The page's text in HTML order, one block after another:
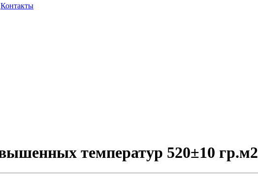
Контакты
температур 520±10 гр.м2